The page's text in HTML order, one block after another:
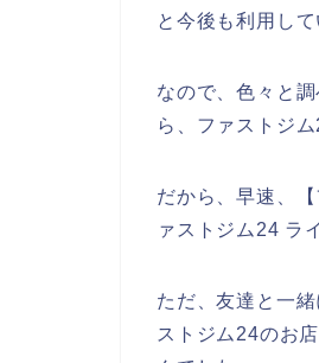
と今後も利用し
なので、色々と
ら、ファストジ
だから、早速、
ァストジム24 ラ
ただ、友達と一
ストジム24のお